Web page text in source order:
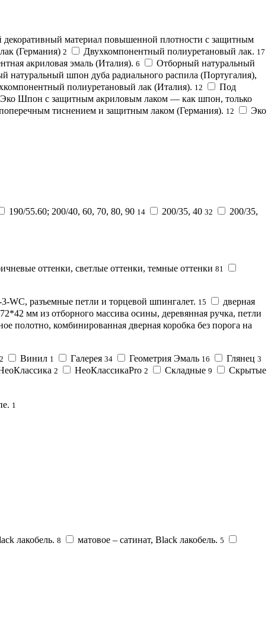
материал повышенной плотности с защитным
(Германия) 2 Двухкомпонентный полиуретановый лак. 17
акриловая эмаль (Италия). 6
Отборный натуральный
натуральный шпон дуба радиального распила (Португалия),
полиуретановый лак (Италия). 12
Под
Эко Шпон с защитным акриловым лаком — как шпон, только
тиснением и защитным лаком (Германия). 12
Эко
190/55.60; 200/40, 60, 70, 80, 90 14 200/35, 40 32
200/35,
оттенки, светлые оттенки, темные оттенки 81
WC, разъемные петли и торцевой шпингалет. 15
дверная
мм из отборного массива осины, деревянная ручка, петли
полотно, комбинированная дверная коробка без порога на
Винил 1 Галерея 34 Геометрия Эмаль 16 Глянец 3
2 НеоКлассикаPro 2 Складные 9
Скрытые
1
лакобель. 8 матовое – сатинат, Black лакобель. 5